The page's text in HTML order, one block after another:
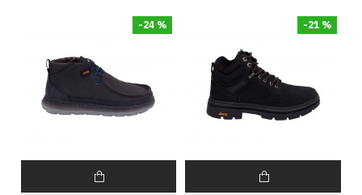
-24 % -21 %